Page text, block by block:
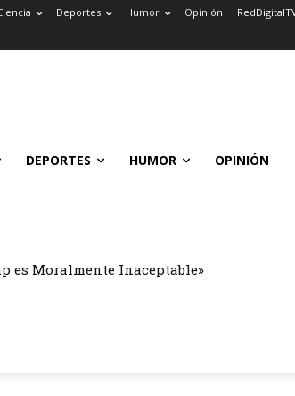
Deportes Humor Opinión
DEPORTES HUMOR OPINIÓN
es Moralmente Inaceptable»